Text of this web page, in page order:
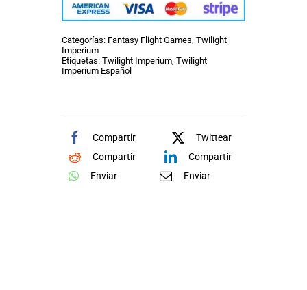
Categorías: Fantasy Flight Games, Twilight
Imperium
Etiquetas: Twilight Imperium, Twilight
Imperium Español
Compartir
Twittear
Compartir
Compartir
Enviar
Enviar